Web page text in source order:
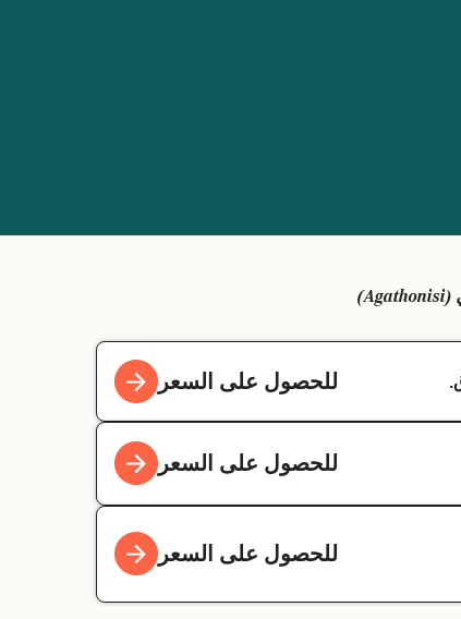
للحصول على السعر
للحصول على السعر
للحصول على السعر